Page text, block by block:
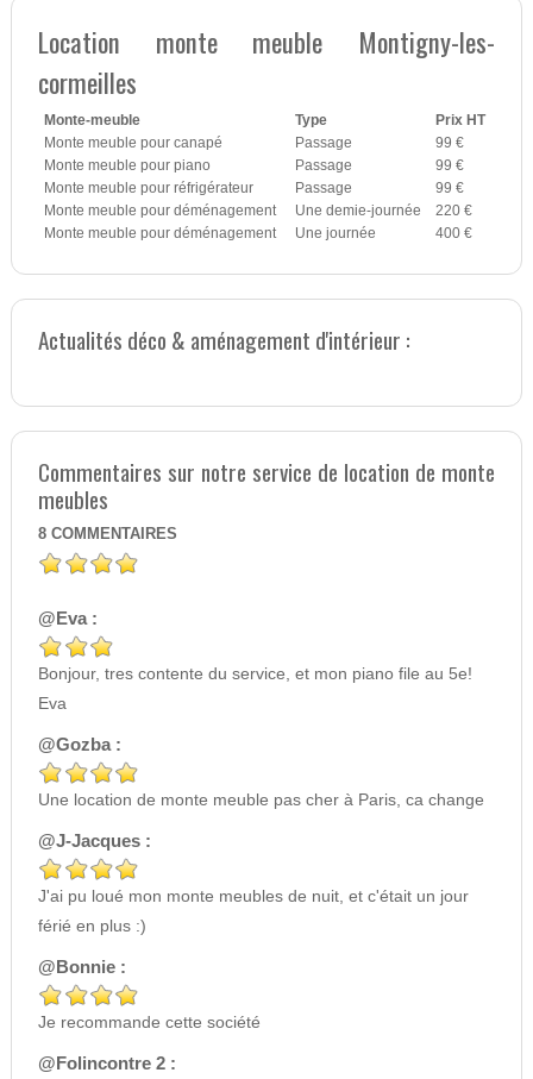
Location monte meuble Montigny-les-
cormeilles
Monte-meuble Type
Prix HT
Monte meuble pour canapé
Passage
99 €
Monte meuble pour piano
Passage
99 €
Monte meuble pour réfrigérateur
Passage
99 €
Monte meuble pour déménagement
Une demie-journée
220 €
Monte meuble pour déménagement
Une journée 400 €
Actualités déco & aménagement d'intérieur :
Commentaires sur notre service de location de monte
meubles
8 COMMENTAIRES
@Eva :
Bonjour, tres contente du service, et mon piano file au 5e!
Eva
@Gozba :
Une location de monte meuble pas cher à Paris, ca change
@J-Jacques :
J'ai pu loué mon monte meubles de nuit, et c'était un jour
férié en plus :)
@Bonnie :
Je recommande cette société
@Folincontre 2 :